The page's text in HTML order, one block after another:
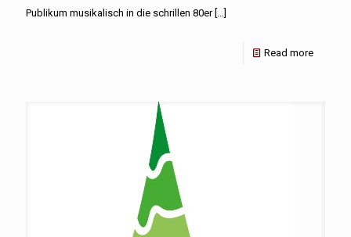
Publikum musikalisch in die schrillen 80er[…]
Read more